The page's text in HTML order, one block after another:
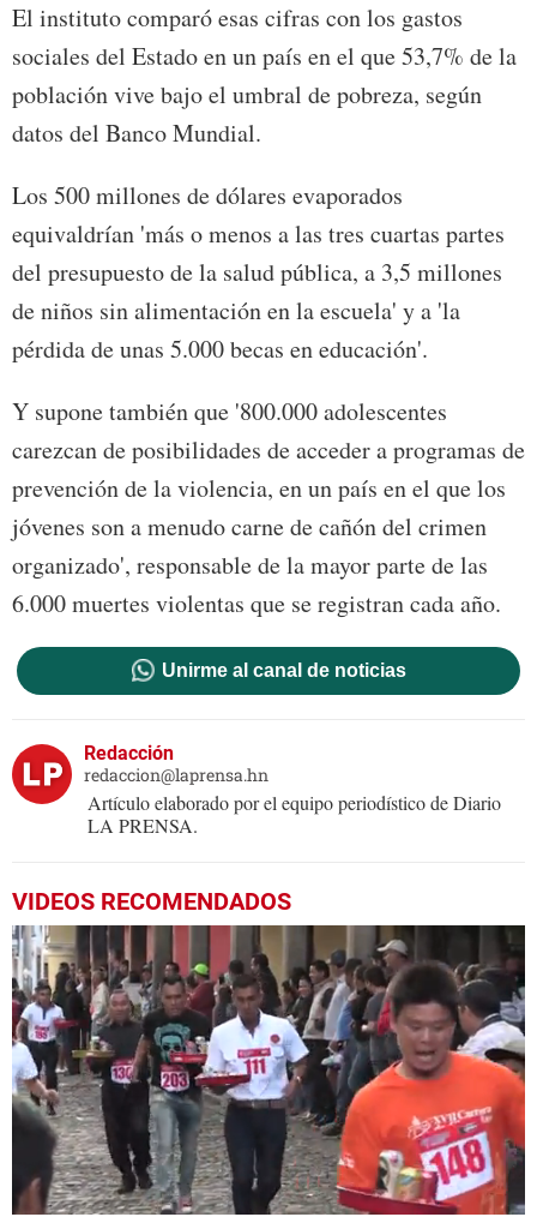
El instituto comparó esas cifras con los gastos
sociales del Estado en un país en el que 53,7% de la
población vive bajo el umbral de pobreza, según
datos del Banco Mundial.
Los 500 millones de dólares evaporados
equivaldrían 'más o menos a las tres cuartas partes
del presupuesto de la salud pública, a 3,5 millones
de niños sin alimentación en la escuela' y a 'la
pérdida de unas 5.000 becas en educación'.
Y supone también que '800.000 adolescentes
carezcan de posibilidades de acceder a programas de
prevención de la violencia, en un país en el que los
jóvenes son a menudo carne de cañón del crimen
organizado', responsable de la mayor parte de las
6.000 muertes violentas que se registran cada año.
Unirme al canal de noticias
Redacción
redaccion@laprensa.hn
Artículo elaborado por el equipo periodístico de Diario
LA PRENSA.
VIDEOS RECOMENDADOS